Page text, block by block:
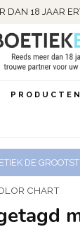
DAN 18 JAAR
PRODUCTEN
DE
CHART